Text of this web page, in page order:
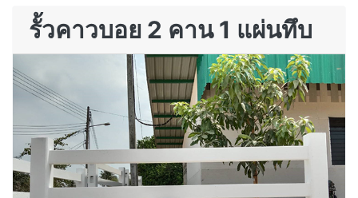
รั้วคาวบอย 2 คาน 1 แผ่นทึบ